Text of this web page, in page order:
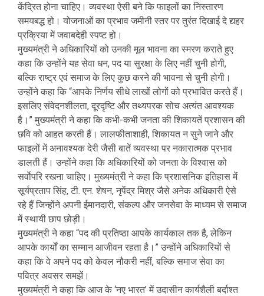
केंद्रित होना चाहिए। व्यवस्था ऐसी बने कि फाइलों का निस्तारण
समयबद्ध हो। योजनाओं का प्रभाव जमीनी स्तर पर तुरंत दिखाई दे द्यहर
प्रक्रिया में जवाबदेही स्पष्ट हो।
मुख्यमंत्री ने अधिकारियों को उनकी मूल भावना का स्मरण कराते हुए
कहा कि उन्होंने यह सेवा धन, पद या सुरक्षा के लिए नहीं चुनी होगी,
बल्कि राष्ट्र एवं समाज के लिए कुछ करने की भावना से चुनी होगी।
उन्होंने कहा कि “आपके निर्णय सीधे लाखों लोगों को प्रभावित करते हैं।
इसलिए संवेदनशीलता, दूरदृष्टि और तथ्यपरक सोच अत्यंत आवश्यक
है।” मुख्यमंत्री ने कहा कि कभी-कभी जनता की शिकायतें प्रशासन की
छवि को आहत करती हैं। लालफीताशाही, शिकायत न सुने जाने और
फाइलों में अनावश्यक देरी जैसी बातें व्यवस्था पर नकारात्मक प्रभाव
डालती हैं। उन्होंने कहा कि अधिकारियों को जनता के विश्वास को
सर्वाेपरि रखना चाहिए। मुख्यमंत्री ने कहा कि प्रशासनिक इतिहास में
सूर्यप्रताप सिंह, टी. एन. शेषन, नृपेंद्र मिश्र जैसे अनेक अधिकारी ऐसे
रहे हैं जिन्होंने अपनी ईमानदारी, संकल्प और जनसेवा के माध्यम से समाज
में स्थायी छाप छोड़ी।
मुख्यमंत्री ने कहा “पद की प्रतिष्ठा आपके कार्यकाल तक है, लेकिन
आपके कार्यों का सम्मान आजीवन रहता है।” उन्होंने अधिकारियों से
कहा कि वे अपने पद को केवल नौकरी नहीं, बल्कि समाज सेवा का
पवित्र अवसर समझें।
मुख्यमंत्री ने कहा कि आज के ‘नए भारत’ में उदासीन कार्यशैली बर्दाश्त